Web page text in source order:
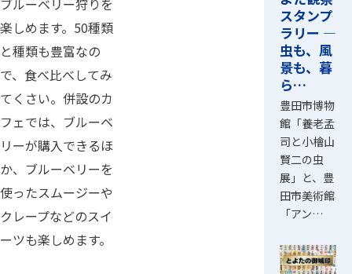
ブルーベリー狩りを
楽しめます。50種類
と種類も豊富なの
で、食べ比べしてみ
てくさい。併設のカ
フェでは、ブルーベ
リーが購入できるほ
か、ブルーベリーを
使ったスムージーや
クレープなどのスイ
ーツも楽しめます。
スタンプ
ラリー ―
虫も、風
景も、暮
ら…
豊田市博物
館「養老孟
司と小檜山
賢二の虫
展」と、豊
田市美術館
「アン…